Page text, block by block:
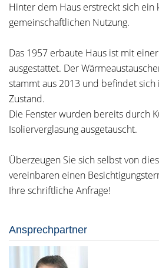
Hinter dem Haus erstreckt sich ein
gemeinschaftlichen Nutzung.
Das 1957 erbaute Haus ist mit
ausgestattet. Der
stammt aus 2013 und befindet
Zustand.
Die Fenster wurden bereits durch
Isolierverglasung ausgetauscht.
Überzeugen Sie sich selbst von
vereinbaren einen
Ihre schriftliche Anfrage!
Ansprechpartner